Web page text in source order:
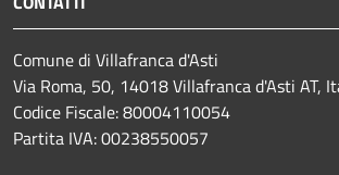
Comune di Villafranca d'Asti
Via Roma, 50, 14018 Villafranca d'Asti AT,
Codice Fiscale: 80004110054
Partita IVA: 00238550057